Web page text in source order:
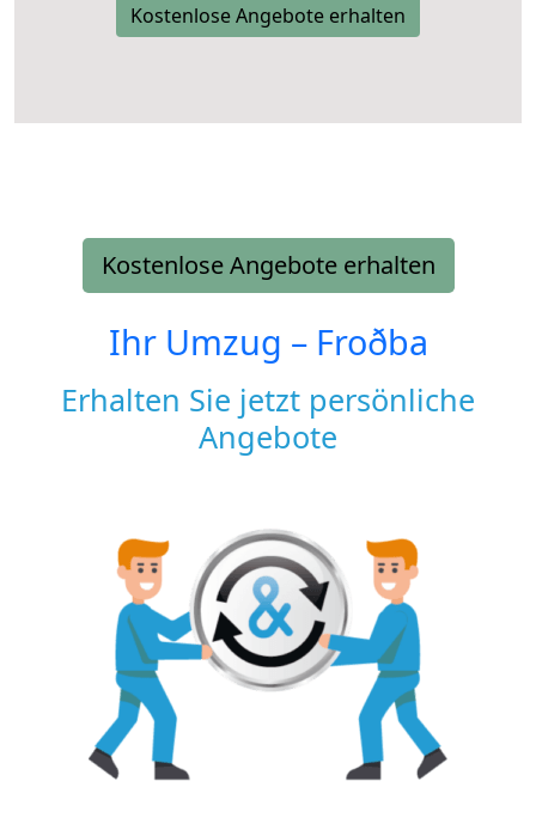
Kostenlose Angebote erhalten
Kostenlose Angebote erhalten
Ihr Umzug – Froðba
Erhalten Sie jetzt persönliche
Angebote